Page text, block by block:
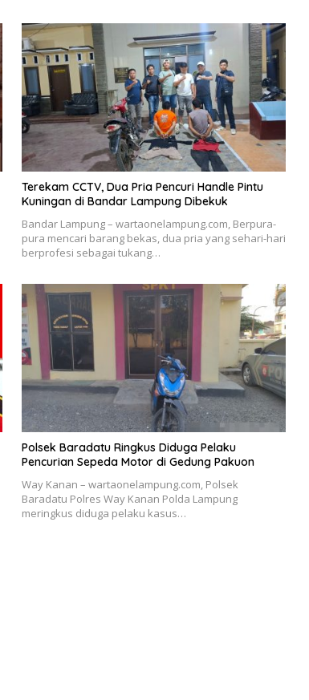
Terekam CCTV, Dua Pria Pencuri Handle Pintu
Kuningan di Bandar Lampung Dibekuk
Bandar Lampung – wartaonelampung.com, Berpura-
pura mencari barang bekas, dua pria yang sehari-hari
berprofesi sebagai tukang…
Polsek Baradatu Ringkus Diduga Pelaku
Pencurian Sepeda Motor di Gedung Pakuon
Way Kanan – wartaonelampung.com, Polsek
Baradatu Polres Way Kanan Polda Lampung
meringkus diduga pelaku kasus…